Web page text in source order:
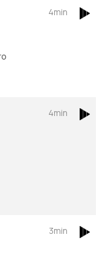
4min
4min
3min